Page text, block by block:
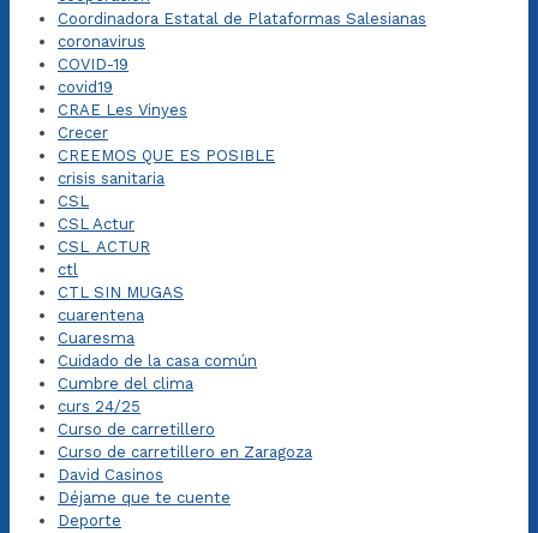
Coordinadora Estatal de Plataformas Salesianas
coronavirus
COVID-19
covid19
CRAE Les Vinyes
Crecer
CREEMOS QUE ES POSIBLE
crisis sanitaria
CSL
CSL Actur
CSL_ACTUR
ctl
CTL SIN MUGAS
cuarentena
Cuaresma
Cuidado de la casa común
Cumbre del clima
curs 24/25
Curso de carretillero
Curso de carretillero en Zaragoza
David Casinos
Déjame que te cuente
Deporte